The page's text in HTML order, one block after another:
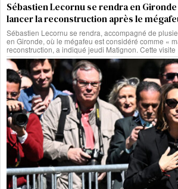
Sébastien Lecornu se rendra en
lancer la reconstruction après le
Sébastien Lecornu se rendra, accompagné de
en Gironde, où le mégafeu est considéré comme «
reconstruction, a indiqué jeudi Matignon. Cette visite